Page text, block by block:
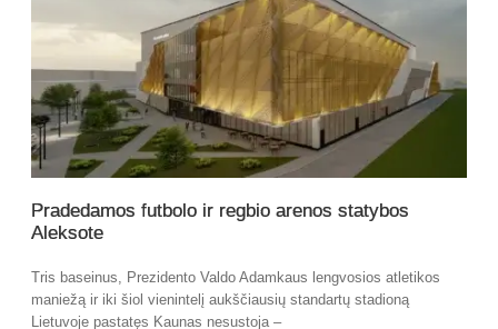
Pradedamos futbolo ir regbio arenos statybos
Aleksote
Tris baseinus, Prezidento Valdo Adamkaus lengvosios atletikos
maniežą ir iki šiol vienintelį aukščiausių standartų stadioną
Lietuvoje pastatęs Kaunas nesustoja –